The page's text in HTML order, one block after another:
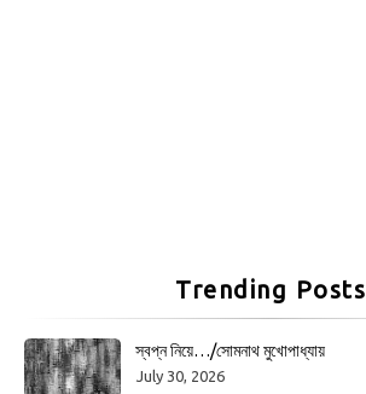
Trending Posts
স্বপ্ন নিয়ে…/সোমনাথ মুখোপাধ্যায়
July 30, 2026